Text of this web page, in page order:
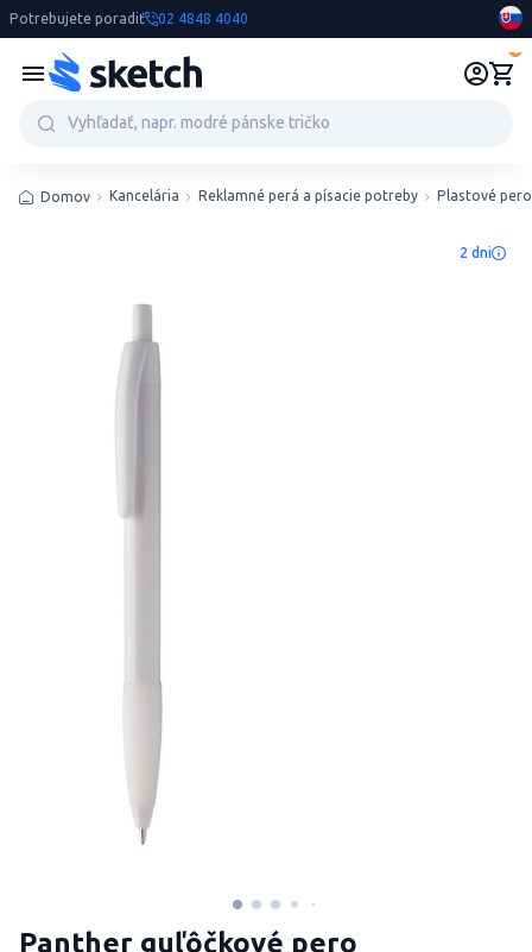
Potrebujete poradiť 02 4848 4040
Domov Kancelária Reklamné perá a písacie potreby Plastové pero
2 dni
Panther guľôčkové pero